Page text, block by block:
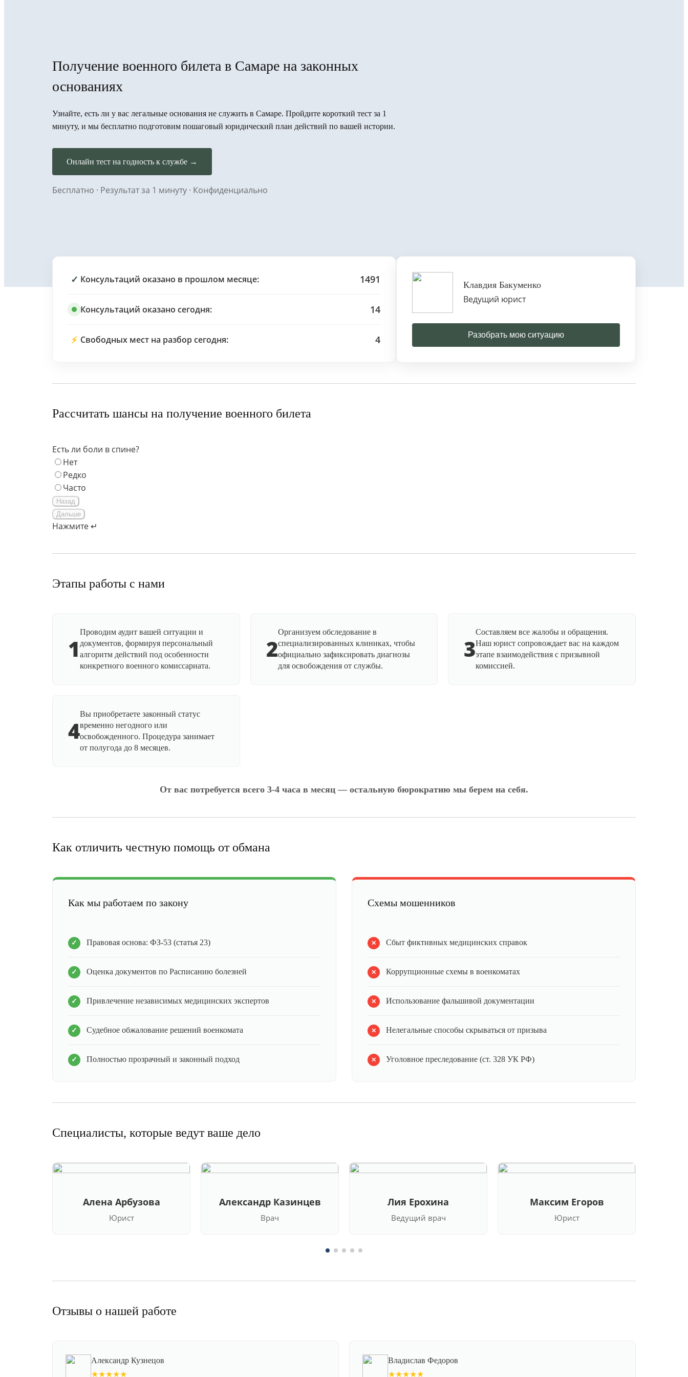
Получение военного билета в Самаре на законных
основаниях
Узнайте, есть ли у вас легальные основания не служить в Самаре. Пройдите короткий тест за 1
минуту, и мы бесплатно подготовим пошаговый юридический план действий по вашей истории.
Онлайн тест на годность к службе →
Бесплатно · Результат за 1 минуту · Конфиденциально
✓ Консультаций оказано в прошлом месяце: 1491
Консультаций оказано сегодня: 14
⚡ Свободных мест на разбор сегодня: 4
Клавдия Бакуменко
Ведущий юрист
Разобрать мою ситуацию
Рассчитать шансы на получение военного билета
Есть ли боли в спине?
Нет
Редко
Часто
Назад
Дальше
Нажмите ↵
Этапы работы с нами
1
Проводим аудит вашей ситуации и
документов, формируя персональный
алгоритм действий под особенности
конкретного военного комиссариата.
2
Организуем обследование в
специализированных клиниках, чтобы
официально зафиксировать диагнозы
для освобождения от службы.
3
Составляем все жалобы и обращения.
Наш юрист сопровождает вас на каждом
этапе взаимодействия с призывной
комиссией.
4
Вы приобретаете законный статус
временно негодного или
освобожденного. Процедура занимает
от полугода до 8 месяцев.
От вас потребуется всего 3-4 часа в месяц — остальную бюрократию мы берем на себя.
Как отличить честную помощь от обмана
Как мы работаем по закону
Правовая основа: ФЗ-53 (статья 23)
Оценка документов по Расписанию болезней
Привлечение независимых медицинских экспертов
Судебное обжалование решений военкомата
Полностью прозрачный и законный подход
Схемы мошенников
Сбыт фиктивных медицинских справок
Коррупционные схемы в военкоматах
Использование фальшивой документации
Нелегальные способы скрываться от призыва
Уголовное преследование (ст. 328 УК РФ)
Специалисты, которые ведут ваше дело
Алена Арбузова
Юрист
Александр Казинцев
Врач
Лия Ерохина
Ведущий врач
Максим Егоров
Юрист
Отзывы о нашей работе
Александр Кузнецов
★★★★★
Владислав Федоров
★★★★★